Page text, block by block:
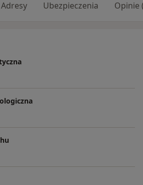
Adresy Ubezpieczenia Opinie